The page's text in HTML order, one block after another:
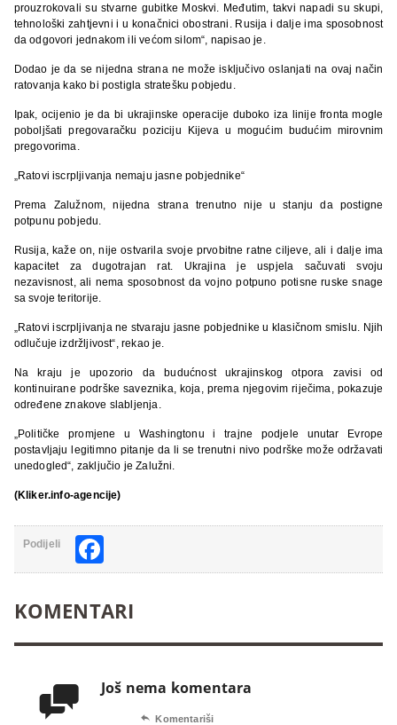
prouzrokovali su stvarne gubitke Moskvi. Međutim, takvi napadi su skupi,
tehnološki zahtjevni i u konačnici obostrani. Rusija i dalje ima sposobnost
da odgovori jednakom ili većom silom“, napisao je.
Dodao je da se nijedna strana ne može isključivo oslanjati na ovaj način
ratovanja kako bi postigla stratešku pobjedu.
Ipak, ocijenio je da bi ukrajinske operacije duboko iza linije fronta mogle
poboljšati pregovaračku poziciju Kijeva u mogućim budućim mirovnim
pregovorima.
„Ratovi iscrpljivanja nemaju jasne pobjednike“
Prema Zalužnom, nijedna strana trenutno nije u stanju da postigne
potpunu pobjedu.
Rusija, kaže on, nije ostvarila svoje prvobitne ratne ciljeve, ali i dalje ima
kapacitet za dugotrajan rat. Ukrajina je uspjela sačuvati svoju
nezavisnost, ali nema sposobnost da vojno potpuno potisne ruske snage
sa svoje teritorije.
„Ratovi iscrpljivanja ne stvaraju jasne pobjednike u klasičnom smislu. Njih
odlučuje izdržljivost“, rekao je.
Na kraju je upozorio da budućnost ukrajinskog otpora zavisi od
kontinuirane podrške saveznika, koja, prema njegovim riječima, pokazuje
određene znakove slabljenja.
„Političke promjene u Washingtonu i trajne podjele unutar Evrope
postavljaju legitimno pitanje da li se trenutni nivo podrške može održavati
unedogled“, zaključio je Zalužni.
(Kliker.info-agencije)
Podijeli
KOMENTARI
 Još nema komentara
 Komentariši